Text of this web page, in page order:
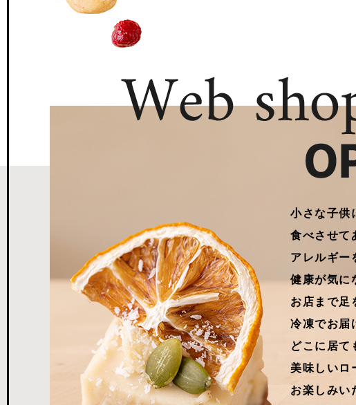
小さな子供
食べさせて
アレルギー
健康が気に
お店まで足
冷凍でお届
どこに居て
美味しいロ
お楽しみい